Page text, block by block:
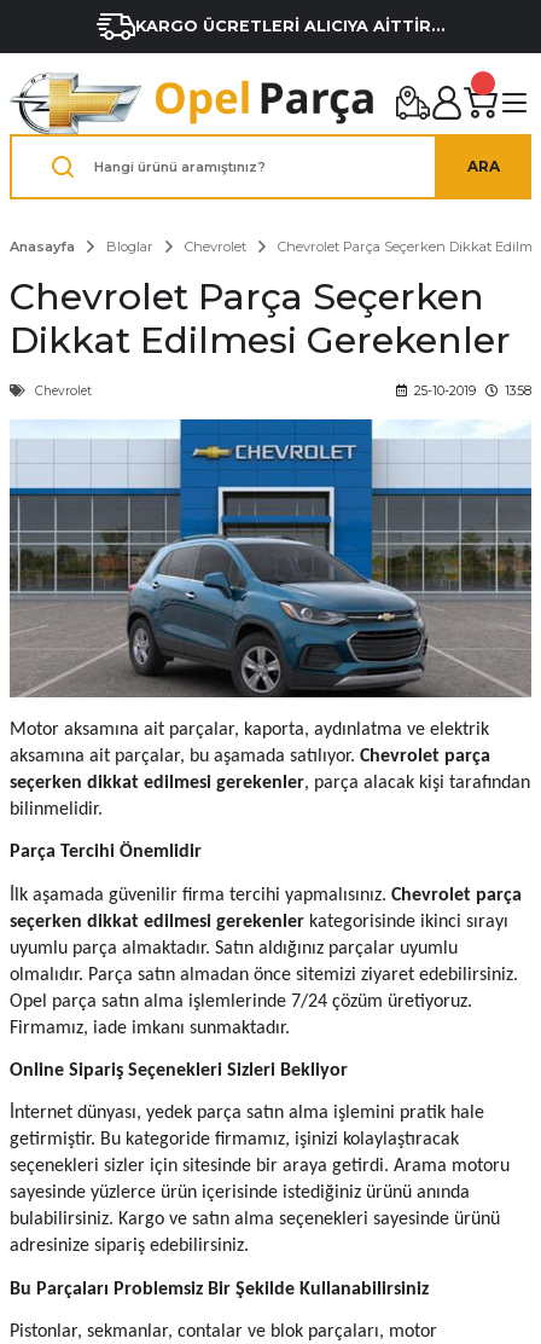
KARGO ÜCRETLERİ ALICIYA AİTTİR...
ARA
Anasayfa Bloglar Chevrolet Chevrolet Parça Seçerken Dikkat
Chevrolet Parça Seçerken
Dikkat Edilmesi Gerekenler
Chevrolet 25-10-2019 13:58
Motor aksamına ait parçalar, kaporta, aydınlatma ve elektrik
aksamına ait parçalar, bu aşamada satılıyor. Chevrolet parça
seçerken dikkat edilmesi gerekenler, parça alacak kişi tarafından
bilinmelidir.
Parça Tercihi Önemlidir
İlk aşamada güvenilir firma tercihi yapmalısınız. Chevrolet parça
seçerken dikkat edilmesi gerekenler kategorisinde ikinci sırayı
uyumlu parça almaktadır. Satın aldığınız parçalar uyumlu
olmalıdır. Parça satın almadan önce sitemizi ziyaret edebilirsiniz.
Opel parça satın alma işlemlerinde 7/24 çözüm üretiyoruz.
Firmamız, iade imkanı sunmaktadır.
Online Sipariş Seçenekleri Sizleri Bekliyor
İnternet dünyası, yedek parça satın alma işlemini pratik hale
getirmiştir. Bu kategoride firmamız, işinizi kolaylaştıracak
seçenekleri sizler için sitesinde bir araya getirdi. Arama motoru
sayesinde yüzlerce ürün içerisinde istediğiniz ürünü anında
bulabilirsiniz. Kargo ve satın alma seçenekleri sayesinde ürünü
adresinize sipariş edebilirsiniz.
Bu Parçaları Problemsiz Bir Şekilde Kullanabilirsiniz
Pistonlar, sekmanlar, contalar ve blok parçaları, motor